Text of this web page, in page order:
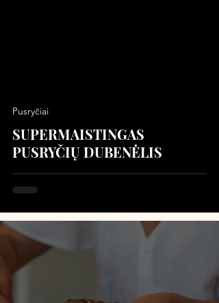
SUPERMAISTINGAS
PUSRYČIŲ DUBENĖLIS
Pusryčiai